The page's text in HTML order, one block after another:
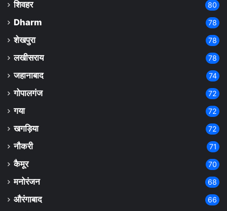
शिवहर 80
Dharm 78
शेखपुरा 78
लखीसराय 78
जहानाबाद 74
गोपालगंज 72
गया 72
खगड़िया 72
नौकरी 71
कैमूर 70
मनोरंजन 68
औरंगाबाद 66